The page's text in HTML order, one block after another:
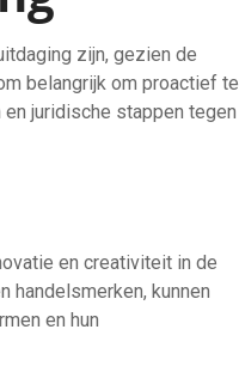
zijn, gezien de
belangrijk om proactief te
juridische stappen tegen
en creativiteit in de
handelsmerken, kunnen
en hun